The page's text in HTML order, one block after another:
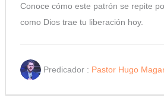
Conoce cómo este patrón se repite
como Dios trae tu liberación hoy.
Predicador : Pastor Hugo